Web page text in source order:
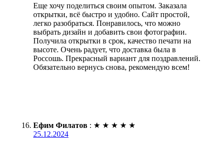
Еще хочу поделиться своим опытом. Заказала
открытки, всё быстро и удобно. Сайт простой,
легко разобраться. Понравилось, что можно
выбрать дизайн и добавить свои фотографии.
Получила открытки в срок, качество печати на
высоте. Очень радует, что доставка была в
Россошь. Прекрасный вариант для поздравлений.
Обязательно вернусь снова, рекомендую всем!
Ефим Филатов : ★ ★ ★ ★ ★
25.12.2024